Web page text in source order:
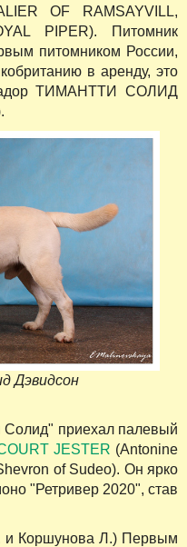
OF RAMSAYVILL,
PIPER). Питомник
питомником России,
в аренду, это
ТИМАНТТИ СОЛИД
Дэвидсон
Солид" приехал палевый
JESTER (Antonine
of Sudeo). Он ярко
"Ретривер 2020", став
и Коршунова Л.) Первым